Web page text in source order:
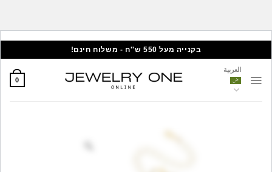
content
בקנייה מעל 550 ש''ח - משלוח חינם!
العربية
0